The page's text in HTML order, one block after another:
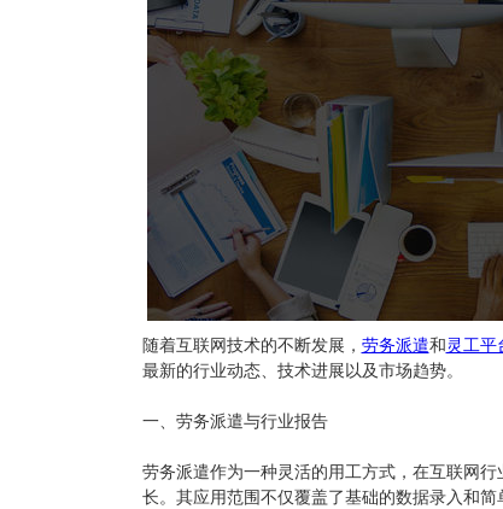
随着互联网技术的不断发展， 劳务派遣和灵工平
最新的行业动态、技术进展以及市场趋势。
一、劳务派遣与行业报告
劳务派遣作为一种灵活的用工方式，在互联网
长。其应用范围不仅覆盖了基础的数据录入和